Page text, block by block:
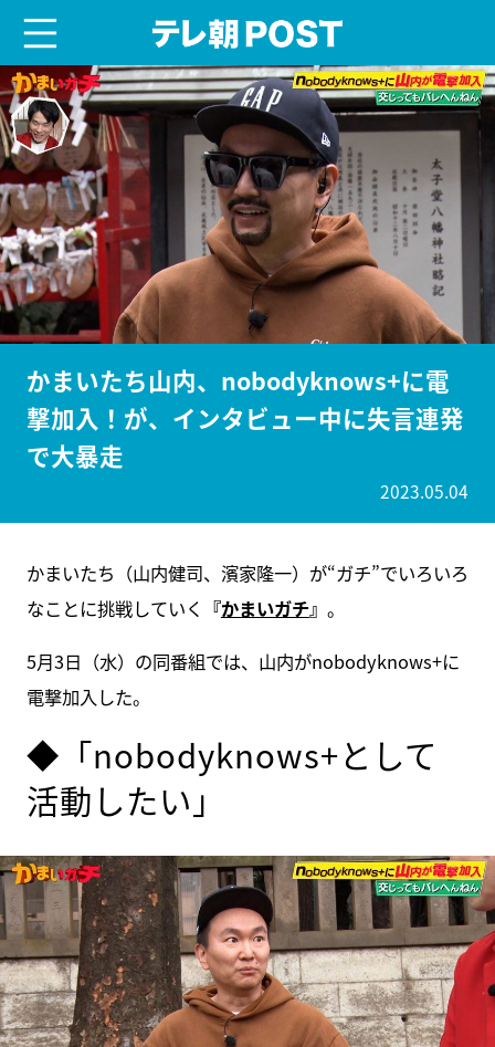
かまいたち山内、nobodyknows+に電
撃加入！が、インタビュー中に失言連発
で大暴走
2023.05.04
かまいたち（山内健司、濱家隆一）が“ガチ”でいろいろ
なことに挑戦していく 『かまいガチ』 。
5月3日（水）の同番組では、山内がnobodyknows+に
電撃加入した。
◆「nobodyknows+として
活動したい」